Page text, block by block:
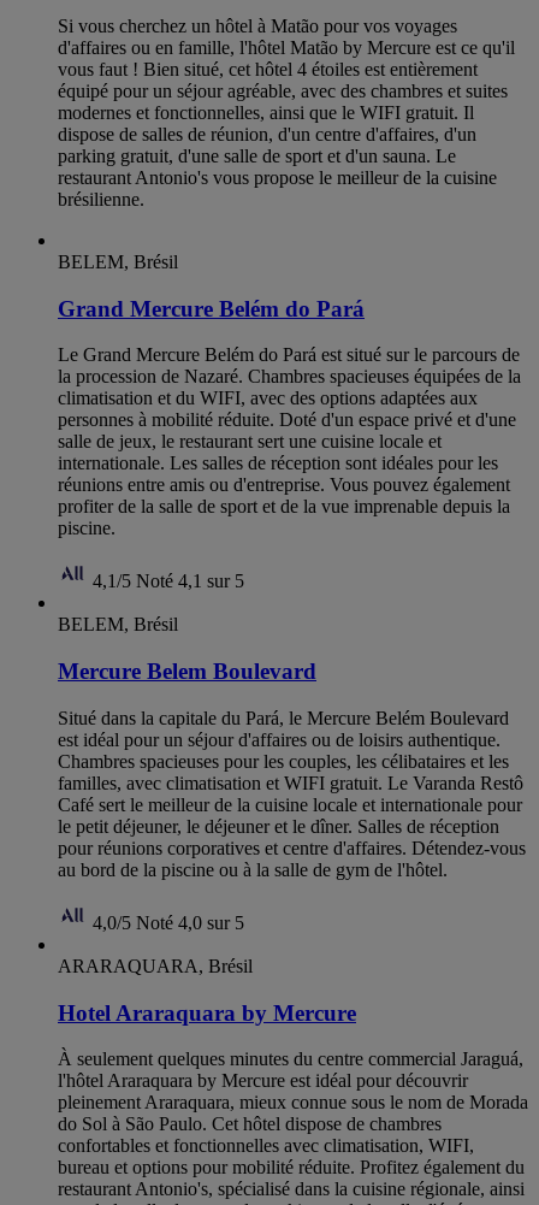
Si vous cherchez un hôtel à Matão pour vos voyages
d'affaires ou en famille, l'hôtel Matão by Mercure est ce qu'il
vous faut ! Bien situé, cet hôtel 4 étoiles est entièrement
équipé pour un séjour agréable, avec des chambres et suites
modernes et fonctionnelles, ainsi que le WIFI gratuit. Il
dispose de salles de réunion, d'un centre d'affaires, d'un
parking gratuit, d'une salle de sport et d'un sauna. Le
restaurant Antonio's vous propose le meilleur de la cuisine
brésilienne.
BELEM, Brésil
Grand Mercure Belém do Pará
Le Grand Mercure Belém do Pará est situé sur le parcours de
la procession de Nazaré. Chambres spacieuses équipées de la
climatisation et du WIFI, avec des options adaptées aux
personnes à mobilité réduite. Doté d'un espace privé et d'une
salle de jeux, le restaurant sert une cuisine locale et
internationale. Les salles de réception sont idéales pour les
réunions entre amis ou d'entreprise. Vous pouvez également
profiter de la salle de sport et de la vue imprenable depuis la
piscine.
4,1/5 Noté 4,1 sur 5
BELEM, Brésil
Mercure Belem Boulevard
Situé dans la capitale du Pará, le Mercure Belém Boulevard
est idéal pour un séjour d'affaires ou de loisirs authentique.
Chambres spacieuses pour les couples, les célibataires et les
familles, avec climatisation et WIFI gratuit. Le Varanda Restô
Café sert le meilleur de la cuisine locale et internationale pour
le petit déjeuner, le déjeuner et le dîner. Salles de réception
pour réunions corporatives et centre d'affaires. Détendez-vous
au bord de la piscine ou à la salle de gym de l'hôtel.
4,0/5 Noté 4,0 sur 5
ARARAQUARA, Brésil
Hotel Araraquara by Mercure
À seulement quelques minutes du centre commercial Jaraguá,
l'hôtel Araraquara by Mercure est idéal pour découvrir
pleinement Araraquara, mieux connue sous le nom de Morada
do Sol à São Paulo. Cet hôtel dispose de chambres
confortables et fonctionnelles avec climatisation, WIFI,
bureau et options pour mobilité réduite. Profitez également du
restaurant Antonio's, spécialisé dans la cuisine régionale, ainsi